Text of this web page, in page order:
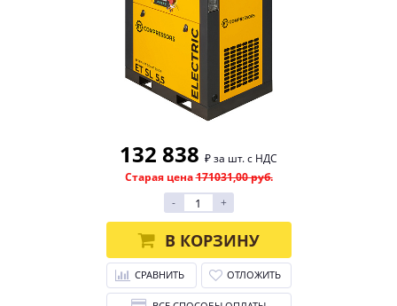
132 838 ₽ за шт. с НДС
Старая цена171031,00 руб.
-
+
В КОРЗИНУ
СРАВНИТЬ ОТЛОЖИТЬ